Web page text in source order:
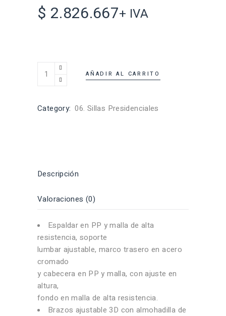
$ 2.826.667+ IVA
AÑADIR AL CARRITO
Category: 06. Sillas Presidenciales
Descripción
Valoraciones (0)
Espaldar en PP y malla de alta
resistencia, soporte
lumbar ajustable, marco trasero en acero
cromado
y cabecera en PP y malla, con ajuste en
altura,
fondo en malla de alta resistencia.
Brazos ajustable 3D con almohadilla de